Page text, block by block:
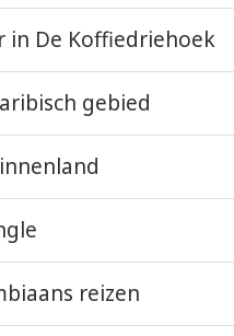
in De Koffiedriehoek
gebied
reizen